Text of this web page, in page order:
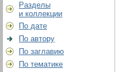
Разделы
и коллекции
По дате
По автору
По заглавию
По тематике